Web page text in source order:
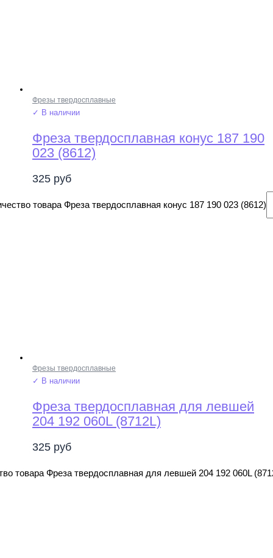
Фрезы твердосплавные
✓ В наличии
Фреза твердосплавная конус 187 190
023 (8612)
325 руб
товара Фреза твердосплавная конус 187 190 023 (8612)
Фрезы твердосплавные
✓ В наличии
Фреза твердосплавная для левшей
204 192 060L (8712L)
325 руб
товара Фреза твердосплавная для левшей 204 192 060L